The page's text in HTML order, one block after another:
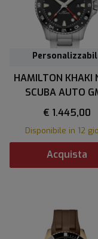
HAMILTON KHAKI
SCUBA AUTO
€ 1.445,00
Disponibile in 12
Acquista